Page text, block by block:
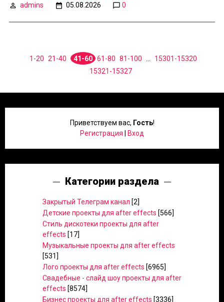
admins
05.08.2026 0
1-20 21-40 41-60 61-80 81-100
15301-15320
15321-15327
Приветствуем вас, Гость!
Регистрация
Вход
Категории раздела
Закрытый Телеграм канал [2]
Детские проекты для after effects [566]
Стиль дискотеки проекты для after
effects [17]
Музыкальные проекты для after effects
[531]
Лого проекты для after effects [6965]
Свадебные - слайд шоу проекты для after
effects [8574]
Бизнес проекты для after effects [3336]